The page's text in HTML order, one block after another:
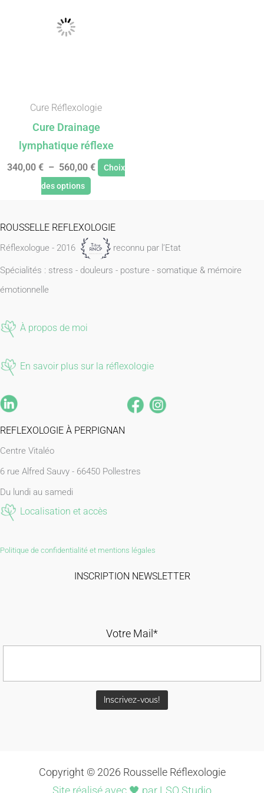
Cure Réflexologie
Cure Drainage
lymphatique réflexe
340,00 € – 560,00 €
Choix
des options
être
sur
la
page
du
ROUSSELLE REFLEXOLOGIE
Réflexologue - 2016 reconnu par l’Etat
Spécialités : stress - douleurs - posture - somatique & mémoire
émotionnelle
À propos de moi
En savoir plus sur la réflexologie
REFLEXOLOGIE À PERPIGNAN
Centre Vitaléo
6 rue Alfred Sauvy - 66450 Pollestres
Du lundi au samedi
Localisation et accès
Politique de confidentialité et mentions légales
INSCRIPTION NEWSLETTER
Votre Mail*
Copyright © 2026 Rousselle Réflexologie
Site réalisé avec 🖤 par LSO Studio